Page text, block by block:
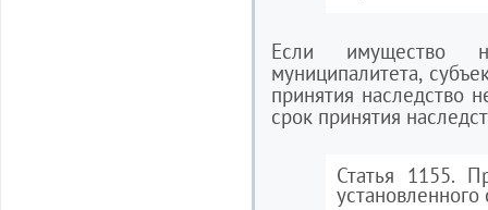
Если имущество
муниципалитета,
принятия наследство
срок принятия
Статья 1155.
установленного